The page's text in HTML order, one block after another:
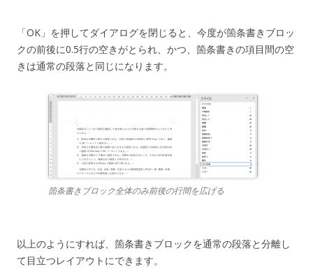
「OK」を押してダイアログを閉じると、今度が箇条書きブロッ
クの前後に0.5行の空きがとられ、かつ、箇条書きの項目間の空
きは通常の段落と同じになります。
箇条書きブロック全体のみ前後の行間を広げる
以上のようにすれば、箇条書きブロックを通常の段落と分離し
て目立つレイアウトにできます。